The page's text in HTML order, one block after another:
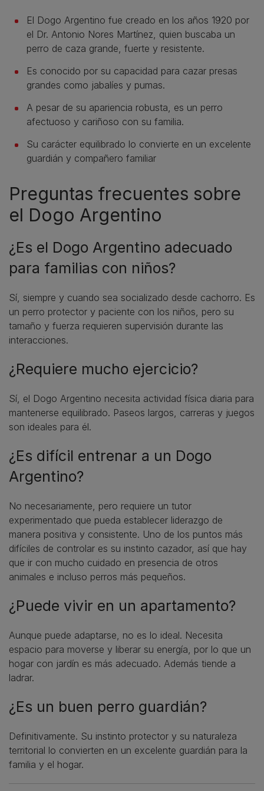
El Dogo Argentino fue creado en los años 1920 por
el Dr. Antonio Nores Martínez, quien buscaba un
perro de caza grande, fuerte y resistente.
Es conocido por su capacidad para cazar presas
grandes como jabalíes y pumas.
A pesar de su apariencia robusta, es un perro
afectuoso y cariñoso con su familia.
Su carácter equilibrado lo convierte en un excelente
guardián y compañero familiar
Preguntas frecuentes sobre
el Dogo Argentino
¿Es el Dogo Argentino adecuado
para familias con niños?
Sí, siempre y cuando sea socializado desde cachorro. Es
un perro protector y paciente con los niños, pero su
tamaño y fuerza requieren supervisión durante las
interacciones.
¿Requiere mucho ejercicio?
Sí, el Dogo Argentino necesita actividad física diaria para
mantenerse equilibrado. Paseos largos, carreras y juegos
son ideales para él.
¿Es difícil entrenar a un Dogo
Argentino?
No necesariamente, pero requiere un tutor
experimentado que pueda establecer liderazgo de
manera positiva y consistente. Uno de los puntos más
difíciles de controlar es su instinto cazador, así que hay
que ir con mucho cuidado en presencia de otros
animales e incluso perros más pequeños.
¿Puede vivir en un apartamento?
Aunque puede adaptarse, no es lo ideal. Necesita
espacio para moverse y liberar su energía, por lo que un
hogar con jardín es más adecuado. Además tiende a
ladrar.
¿Es un buen perro guardián?
Definitivamente. Su instinto protector y su naturaleza
territorial lo convierten en un excelente guardián para la
familia y el hogar.